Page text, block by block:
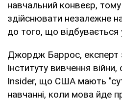
навчальний конвеєр,
здійснювати незалежне
до того, що
Джордж Баррос, експерт
Інституту вивчення
Insider, що США мають
навчанні, коли мова йде